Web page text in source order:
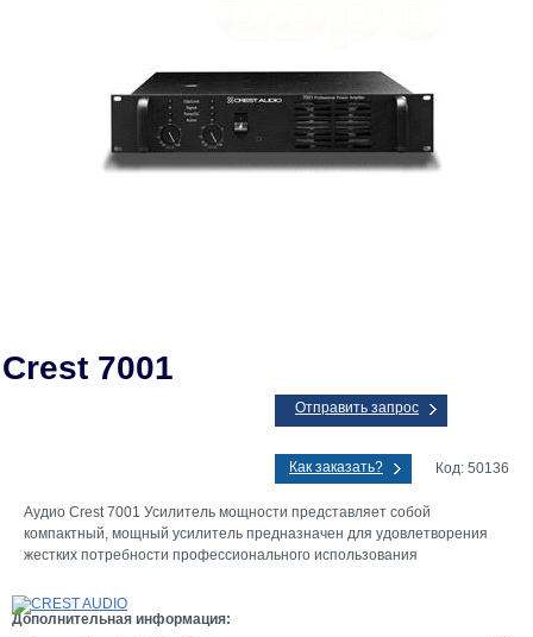
Crest 7001
Отправить запрос
Как заказать? Код: 50136
Аудио Crest 7001 Усилитель мощности представляет собой
компактный, мощный усилитель предназначен для удовлетворения
жестких потребности профессионального использования
Дополнительная информация: